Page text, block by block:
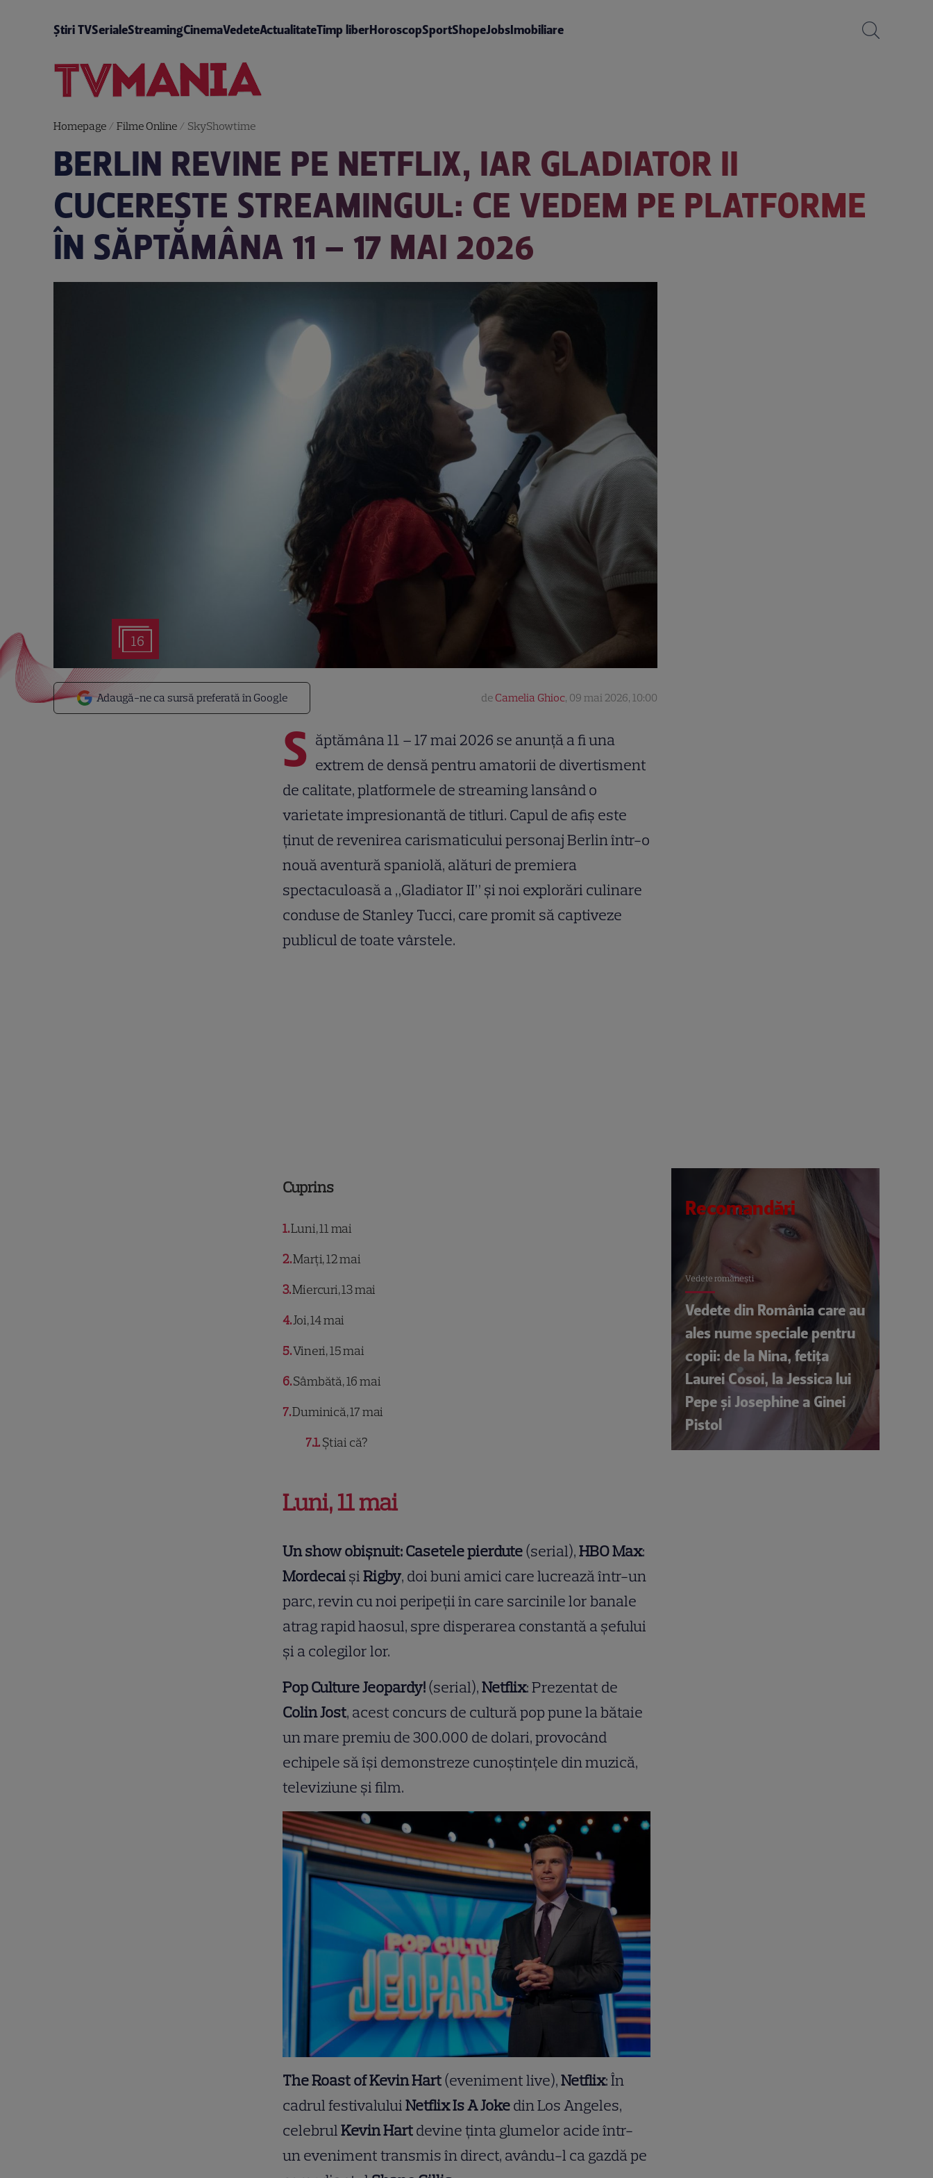
Știri TVSerialeStreamingCinemaVedeteActualitateTimp liberHoroscopSportShopeJobsImobiliare
Homepage/ Filme Online/ SkyShowtime
BERLIN REVINE PE NETFLIX, IAR GLADIATOR II
CUCEREȘTE STREAMINGUL: CE VEDEM PE PLATFORME
ÎN SĂPTĂMÂNA 11 – 17 MAI 2026
16
Adaugă-ne ca sursă preferată în Google de Camelia Ghioc, 09 mai 2026, 10:00
S ăptămâna 11 – 17 mai 2026 se anunță a fi una
extrem de densă pentru amatorii de divertisment
de calitate, platformele de streaming lansând o
varietate impresionantă de titluri. Capul de afiș este
ținut de revenirea carismaticului personaj Berlin într-o
nouă aventură spaniolă, alături de premiera
spectaculoasă a „Gladiator II” și noi explorări culinare
conduse de Stanley Tucci, care promit să captiveze
publicul de toate vârstele.
Cuprins
1Luni, 11 mai
2Marți, 12 mai
3Miercuri, 13 mai
4Joi, 14 mai
5Vineri, 15 mai
6Sâmbătă, 16 mai
7Duminică, 17 mai
7.1 Știai că?
Luni, 11 mai
Un show obișnuit: Casetele pierdute(serial),HBO Max:
MordecaișiRigby, doi buni amici care lucrează într-un
parc, revin cu noi peripeții în care sarcinile lor banale
atrag rapid haosul, spre disperarea constantă a șefului
și a colegilor lor.
Pop Culture Jeopardy!(serial),Netflix: Prezentat de
Colin Jost, acest concurs de cultură pop pune la bătaie
un mare premiu de 300.000 de dolari, provocând
echipele să își demonstreze cunoștințele din muzică,
televiziune și film.
The Roast of Kevin Hart(eveniment live),Netflix: În
cadrul festivaluluiNetflix Is A Jokedin Los Angeles,
celebrulKevin Hartdevine ținta glumelor acide într-
un eveniment transmis în direct, avându-l ca gazdă pe
Recomandări
Vedete româneşti
Vedete din România care au
ales nume speciale pentru
copii: de la Nina, fetița
Laurei Cosoi, la Jessica lui
Pepe și Josephine a Ginei
Pistol